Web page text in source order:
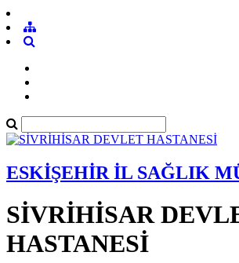
ESKİŞEHİR İL SAĞLIK
SİVRİHİSAR
HASTANESİ